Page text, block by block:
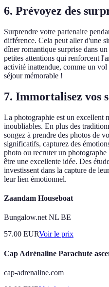
6. Prévoyez des
Surprendre votre partenaire
différence. Cela peut aller d'une
dîner romantique surprise dans
petites attentions qui renforcent
activité inattendue, comme un
séjour mémorable !
7. Immortalisez vos
La photographie est un excellent
inoubliables. En plus des
songez à prendre des photos de
significatifs, capturez des
photo ou recruter un
être une excellente idée. Des
investissent dans la capture de
leur lien émotionnel.
Zaandam Houseboat
Bungalow.net NL BE
57.00 EURVoir le prix
Cap Adrénaline Parachute
cap-adrenaline.com